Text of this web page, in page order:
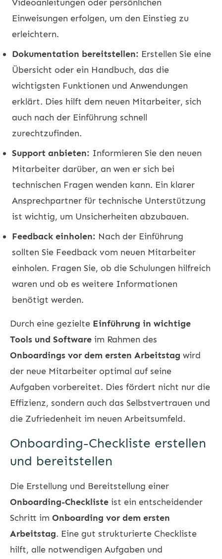
Videoanleitungen oder persönlichen
Einweisungen erfolgen, um den Einstieg zu
erleichtern.
Dokumentation bereitstellen: Erstellen Sie eine
Übersicht oder ein Handbuch, das die
wichtigsten Funktionen und Anwendungen
erklärt. Dies hilft dem neuen Mitarbeiter, sich
auch nach der Einführung schnell
zurechtzufinden.
Support anbieten: Informieren Sie den neuen
Mitarbeiter darüber, an wen er sich bei
technischen Fragen wenden kann. Ein klarer
Ansprechpartner für technische Unterstützung
ist wichtig, um Unsicherheiten abzubauen.
Feedback einholen: Nach der Einführung
sollten Sie Feedback vom neuen Mitarbeiter
einholen. Fragen Sie, ob die Schulungen hilfreich
waren und ob es weitere Informationen
benötigt werden.
Durch eine gezielte Einführung in wichtige
Tools und Software im Rahmen des
Onboardings vor dem ersten Arbeitstag wird
der neue Mitarbeiter optimal auf seine
Aufgaben vorbereitet. Dies fördert nicht nur die
Effizienz, sondern auch das Selbstvertrauen und
die Zufriedenheit im neuen Arbeitsumfeld.
Onboarding-Checkliste erstellen
und bereitstellen
Die Erstellung und Bereitstellung einer
Onboarding-Checkliste ist ein entscheidender
Schritt im Onboarding vor dem ersten
Arbeitstag. Eine gut strukturierte Checkliste
hilft, alle notwendigen Aufgaben und